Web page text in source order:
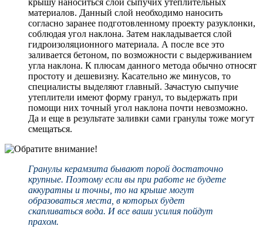
крышу наноситься слой сыпучих утеплительных
материалов. Данный слой необходимо наносить
согласно заранее подготовленному проекту разуклонки,
соблюдая угол наклона. Затем накладывается слой
гидроизоляционного материала. А после все это
заливается бетоном, по возможности с выдерживанием
угла наклона. К плюсам данного метода обычно относят
простоту и дешевизну. Касательно же минусов, то
специалисты выделяют главный. Зачастую сыпучие
утеплители имеют форму гранул, то выдержать при
помощи них точный угол наклона почти невозможно.
Да и еще в результате заливки сами гранулы тоже могут
смещаться.
Гранулы керамзита бывают порой достаточно
крупные. Поэтому если вы при работе не будете
аккуратны и точны, то на крыше могут
образоваться места, в которых будет
скапливаться вода. И все ваши усилия пойдут
прахом.